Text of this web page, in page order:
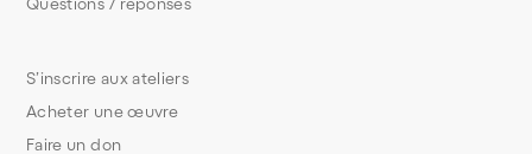
S’inscrire aux ateliers
Acheter une œuvre
Faire un don
Questions / réponses